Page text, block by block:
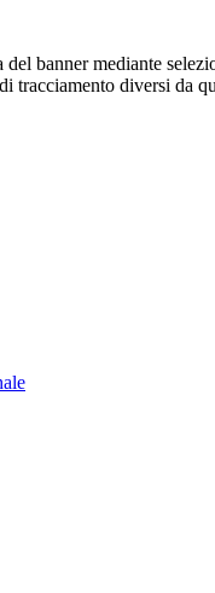
banner mediante
tracciamento diversi da